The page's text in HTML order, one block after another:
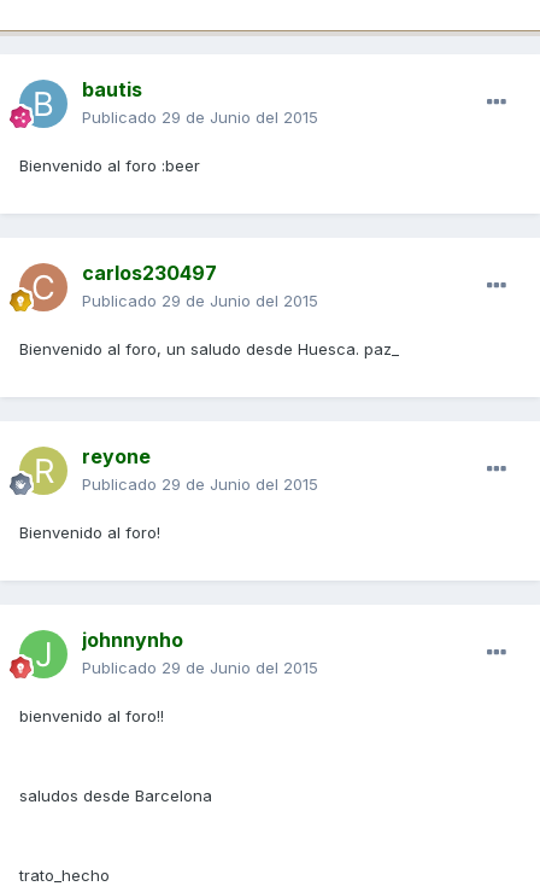
bautis
Publicado 29 de Junio del 2015
Bienvenido al foro :beer
carlos230497
Publicado 29 de Junio del 2015
Bienvenido al foro, un saludo desde Huesca. paz_
reyone
Publicado 29 de Junio del 2015
Bienvenido al foro!
johnnynho
Publicado 29 de Junio del 2015
bienvenido al foro!!
saludos desde Barcelona
trato_hecho